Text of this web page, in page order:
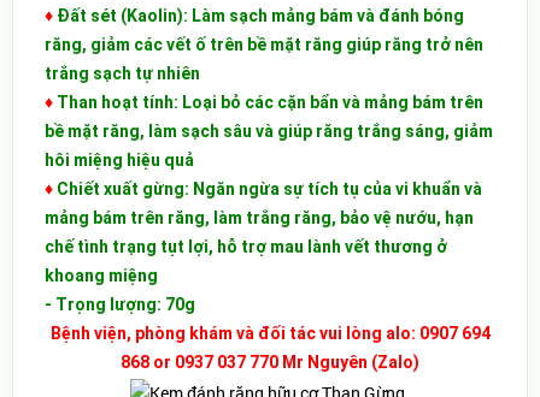
♦ Đất sét (Kaolin): Làm sạch mảng bám và đánh bóng
răng, giảm các vết ố trên bề mặt răng giúp răng trở nên
trắng sạch tự nhiên
♦ Than hoạt tính: Loại bỏ các cặn bẩn và mảng bám trên
bề mặt răng, làm sạch sâu và giúp răng trắng sáng, giảm
hôi miệng hiệu quả
♦ Chiết xuất gừng: Ngăn ngừa sự tích tụ của vi khuẩn và
mảng bám trên răng, làm trắng răng, bảo vệ nướu, hạn
chế tình trạng tụt lợi, hỗ trợ mau lành vết thương ở
khoang miệng
- Trọng lượng: 70g
Bệnh viện, phòng khám và đối tác vui lòng alo: 0907 694
868 or 0937 037 770 Mr Nguyên (Zalo)